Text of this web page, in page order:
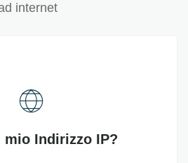
internet
mio Indirizzo IP?